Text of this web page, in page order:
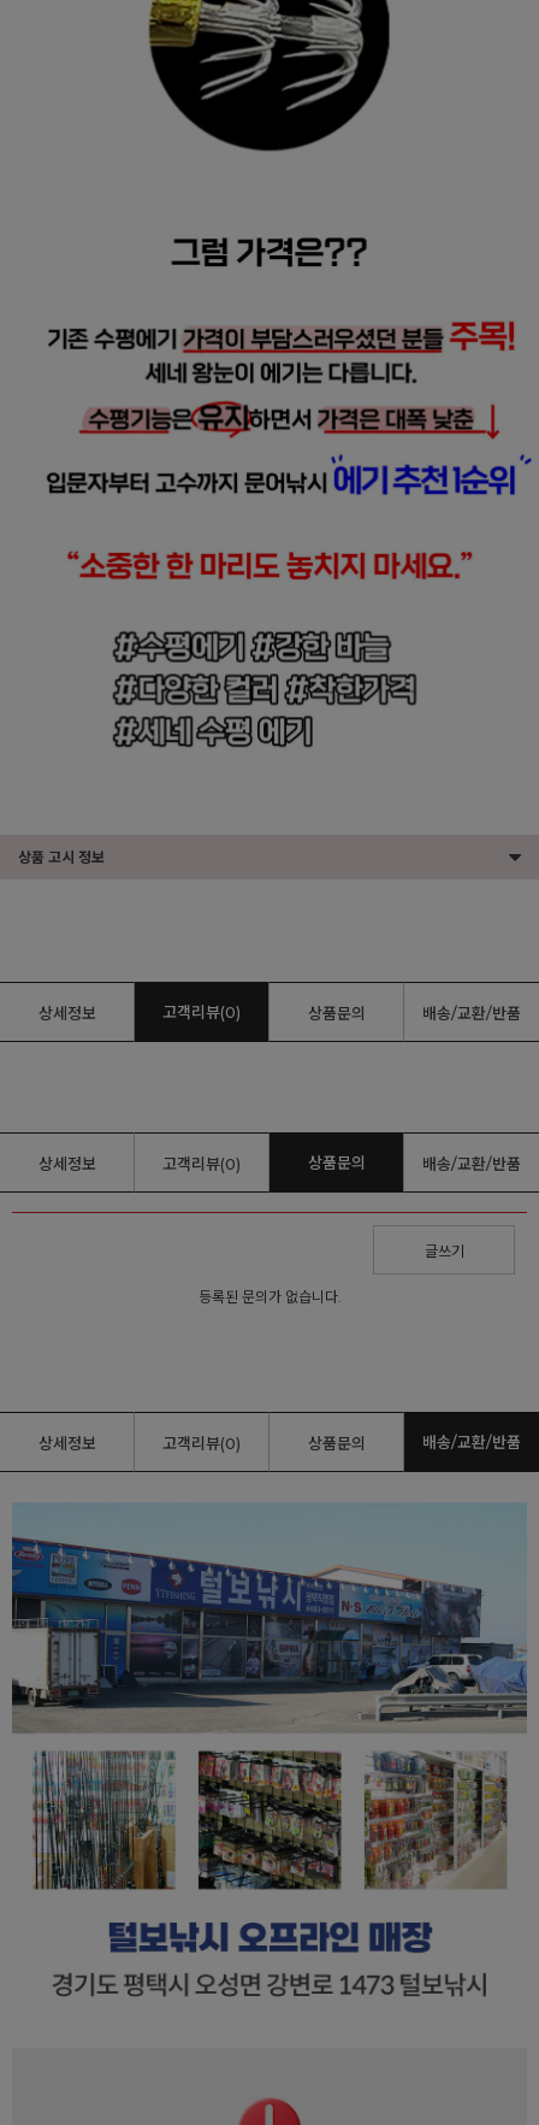
상품 고시 정보
상세정보 고객리뷰(0) 상품문의 배송/교환/반품
상세정보 고객리뷰(0) 상품문의 배송/교환/반품
글쓰기
등록된 문의가 없습니다.
상세정보 고객리뷰(0) 상품문의 배송/교환/반품